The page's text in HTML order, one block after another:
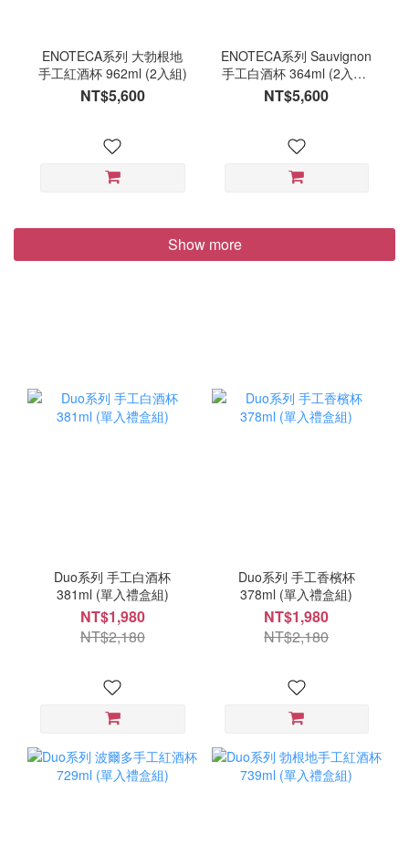
ENOTECA系列 大勃根地
手工紅酒杯 962ml (2入組)
NT$5,600
ENOTECA系列 Sauvignon
手工白酒杯 364ml (2入組)
白蘇維濃
NT$5,600
Show more
Duo系列 手工白酒杯
381ml (單入禮盒組)
NT$1,980
NT$2,180
Duo系列 手工香檳杯
378ml (單入禮盒組)
NT$1,980
NT$2,180